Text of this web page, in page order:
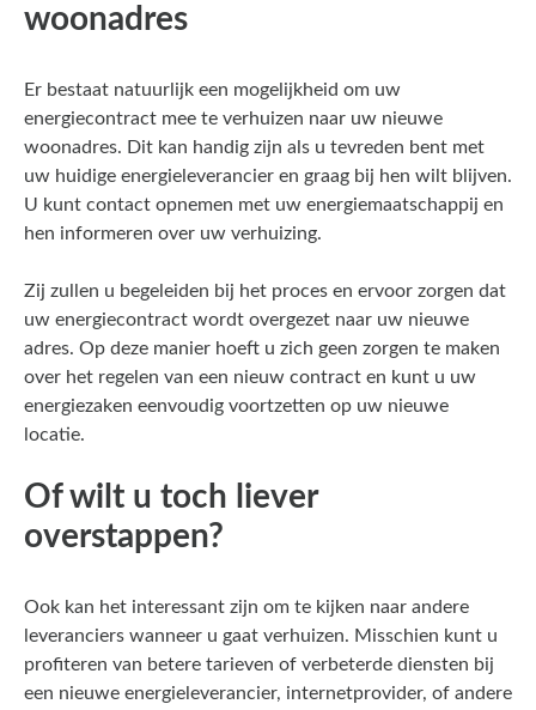
woonadres
Er bestaat natuurlijk een mogelijkheid om uw
energiecontract mee te verhuizen naar uw nieuwe
woonadres. Dit kan handig zijn als u tevreden bent met
uw huidige energieleverancier en graag bij hen wilt blijven.
U kunt contact opnemen met uw energiemaatschappij en
hen informeren over uw verhuizing.
Zij zullen u begeleiden bij het proces en ervoor zorgen dat
uw energiecontract wordt overgezet naar uw nieuwe
adres. Op deze manier hoeft u zich geen zorgen te maken
over het regelen van een nieuw contract en kunt u uw
energiezaken eenvoudig voortzetten op uw nieuwe
locatie.
Of wilt u toch liever
overstappen?
Ook kan het interessant zijn om te kijken naar andere
leveranciers wanneer u gaat verhuizen. Misschien kunt u
profiteren van betere tarieven of verbeterde diensten bij
een nieuwe energieleverancier, internetprovider, of andere